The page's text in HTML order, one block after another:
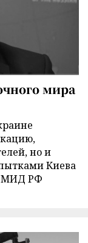
мира
но и
Киева
МИД РФ